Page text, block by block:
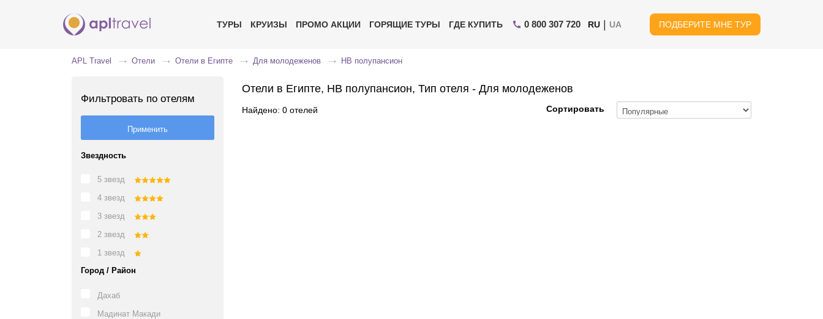
ТУРЫ КРУИЗЫ ПРОМО АКЦИИ ГОРЯЩИЕ ТУРЫ ГДЕ КУПИТЬ 0 800 307 720 RU | UA ПОДБЕРИТЕ МНЕ ТУР
APL Travel Отели Отели в Египте Для молодеженов HB полупансион
Фильтровать по отелям
Звездность
5 звезд
4 звезд
3 звезд
2 звезд
1 звезд
Город / Район
Дахаб
Мадинат Макади
Отели в Египте, HB полупансион, Тип отеля - Для молодеженов
Найдено: 0 отелей Сортировать